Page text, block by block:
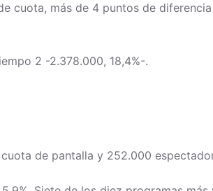
cuota, más de 4 puntos de
2 -2.378.000, 18,4%-.
de pantalla y 252.000